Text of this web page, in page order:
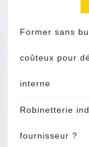
Former sans
coûteux pour
interne
Robinetterie
fournisseur ?